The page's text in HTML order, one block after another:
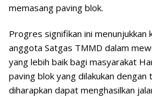
memasang paving blok.
Progres signifikan ini menunjukkan
anggota Satgas TMMD dalam
yang lebih baik bagi masyarakat
paving blok yang dilakukan dengan
diharapkan dapat menghasilkan